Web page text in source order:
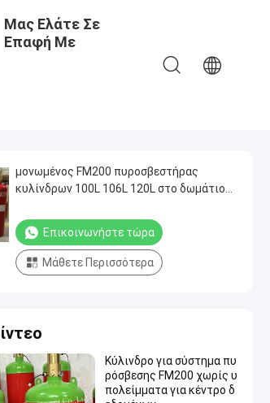
Μας Ελάτε Σε
Επαφή Με
μονωμένος FM200 πυροσβεστήρας
κυλίνδρων 100L 106L 120L στο δωμάτιο
Επικοινωνήστε τώρα
Μάθετε Περισσότερα
Κύλινδρο για σύστημα πυ
ρόσβεσης FM200 χωρίς υ
πολείμματα για κέντρο δ